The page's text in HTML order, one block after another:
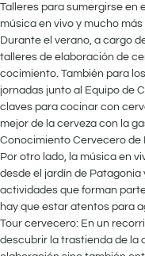
Talleres para sumergirse en
música en vivo y mucho más
Durante el verano, a cargo
talleres de elaboración de
cocimiento. También para
jornadas junto al Equipo de
claves para cocinar con
mejor de la cerveza con la
Conocimiento Cervecero de
Por otro lado, la música en
desde el jardín de Patagonia
actividades que forman
hay que estar atentos para
Tour cervecero: En un
descubrir la trastienda de la